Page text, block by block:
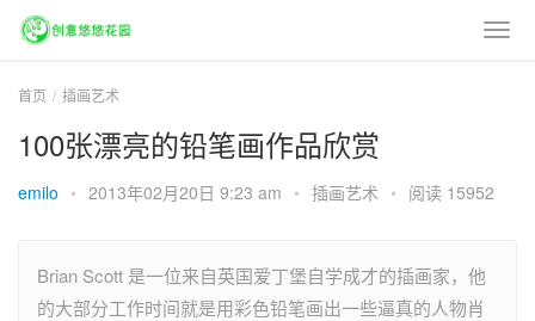
首页 插画艺术
100张漂亮的铅笔画作品欣赏
emilo • 2013年02月20日 9:23 am • 插画艺术 • 阅读 15952
Brian Scott 是一位来自英国爱丁堡自学成才的插画家，他
的大部分工作时间就是用彩色铅笔画出一些逼真的人物肖